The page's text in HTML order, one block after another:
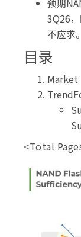
预期
3Q26
不应求。
目录
<Total